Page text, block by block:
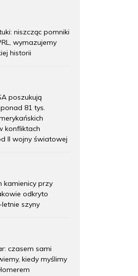
niszcząc pomniki
wymazujemy
historii
poszukują
81 tys.
konfliktach
II wojny światowej
kamienicy przy
odkryto
szyny
czasem sami
kiedy myślimy